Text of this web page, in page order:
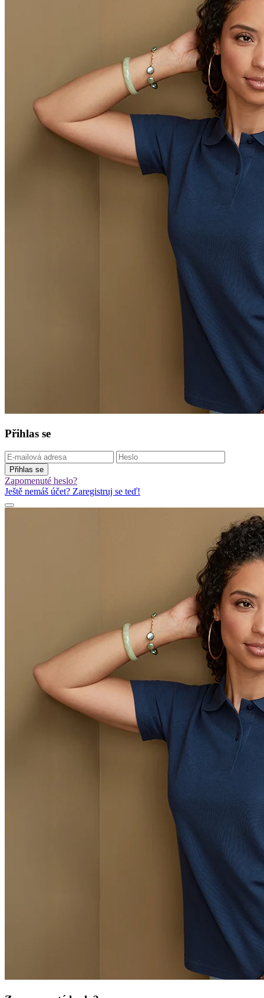
Přihlas se
Přihlas se
Zapomenuté heslo?
Ještě nemáš účet? Zaregistruj se teď!